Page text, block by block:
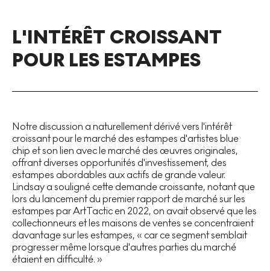
L'INTÉRÊT CROISSANT
POUR LES ESTAMPES
Notre discussion a naturellement dérivé vers l'intérêt
croissant pour le marché des estampes d'artistes blue
chip et son lien avec le marché des œuvres originales,
offrant diverses opportunités d'investissement, des
estampes abordables aux actifs de grande valeur.
Lindsay a souligné cette demande croissante, notant que
lors du lancement du premier rapport de marché sur les
estampes par ArtTactic en 2022, on avait observé que les
collectionneurs et les maisons de ventes se concentraient
davantage sur les estampes, « car ce segment semblait
progresser même lorsque d'autres parties du marché
étaient en difficulté. »